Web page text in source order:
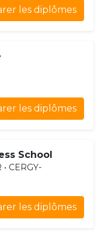
les diplômes
les diplômes
School
CERGY-
les diplômes